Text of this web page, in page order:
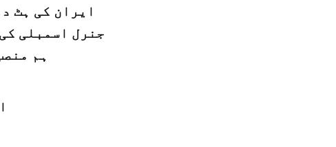
ایران کی ہٹ
جنرل اسمبلی
ہم